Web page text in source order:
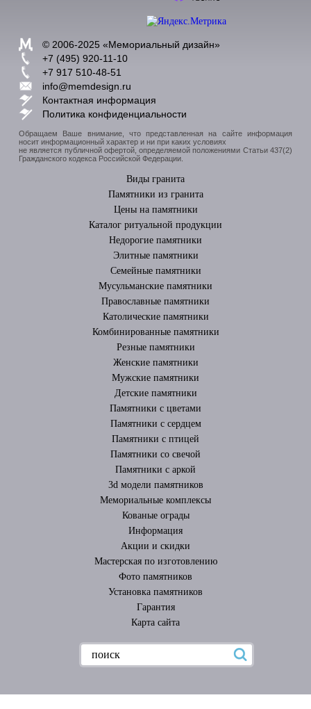
© 2006-2025 «Мемориальный дизайн»
+7 (495) 920-11-10
+7 917 510-48-51
info@memdesign.ru
Контактная информация
Политика конфиденциальности
Обращаем Ваше внимание, что представленная на сайте информация
носит информационный характер и ни при каких условиях
не является публичной офертой, определяемой положениями Статьи 437(2)
Гражданского кодекса Российской Федерации.
Виды гранита
Памятники из гранита
Цены на памятники
Каталог ритуальной продукции
Недорогие памятники
Элитные памятники
Cемейные памятники
Мусульманские памятники
Православные памятники
Католические памятники
Комбинированные памятники
Резные памятники
Женские памятники
Мужские памятники
Детские памятники
Памятники с цветами
Памятники с сердцем
Памятники с птицей
Памятники со свечой
Памятники с аркой
3d модели памятников
Мемориальные комплексы
Кованые ограды
Информация
Акции и скидки
Мастерская по изготовлению
Фото памятников
Установка памятников
Гарантия
Карта сайта